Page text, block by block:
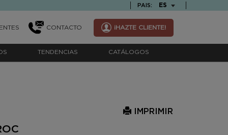
PAIS: TEXT.LANGUAGE
ES
CONTACTO ¡HAZTE CLIENTE!
TENDENCIAS CATÁLOGOS
IMPRIMIR